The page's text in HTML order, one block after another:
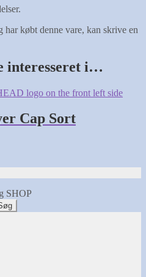
købt denne vare, kan skrive en
interesseret i…
Cap Sort
SHOP